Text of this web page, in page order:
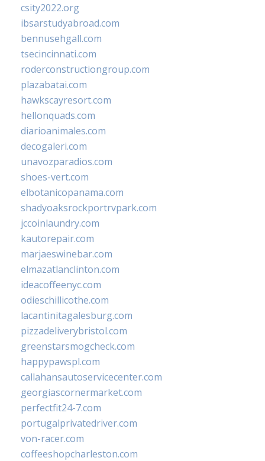
csity2022.org
ibsarstudyabroad.com
bennusehgall.com
tsecincinnati.com
roderconstructiongroup.com
plazabatai.com
hawkscayresort.com
hellonquads.com
diarioanimales.com
decogaleri.com
unavozparadios.com
shoes-vert.com
elbotanicopanama.com
shadyoaksrockportrvpark.com
jccoinlaundry.com
kautorepair.com
marjaeswinebar.com
elmazatlanclinton.com
ideacoffeenyc.com
odieschillicothe.com
lacantinitagalesburg.com
pizzadeliverybristol.com
greenstarsmogcheck.com
happypawspl.com
callahansautoservicecenter.com
georgiascornermarket.com
perfectfit24-7.com
portugalprivatedriver.com
von-racer.com
coffeeshopcharleston.com